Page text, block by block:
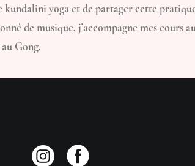
kundalini yoga et de partager cette
de musique, j’accompagne mes cours
Gong.